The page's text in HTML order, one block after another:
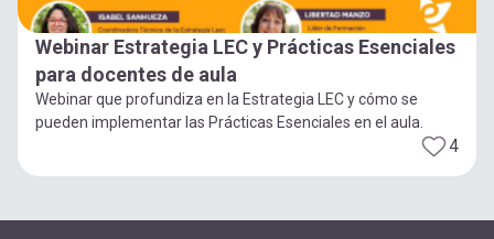
Webinar Estrategia LEC y Prácticas Esenciales
para docentes de aula
Webinar que profundiza en la Estrategia LEC y cómo se
pueden implementar las Prácticas Esenciales en el aula.
4